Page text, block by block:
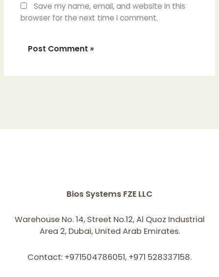
Save my name, email, and website in this
browser for the next time I comment.
Bios Systems FZE LLC
Warehouse No. 14, Street No.12, Al Quoz Industrial
Area 2, Dubai, United Arab Emirates.
Contact: +971504786051, +971 528337158.